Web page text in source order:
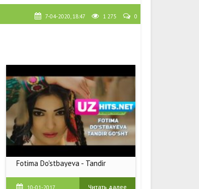
7-04-2020, 18:47 1 275 0
Fotima Do'stbayeva - Tandir
10-01-2017 Читать далее